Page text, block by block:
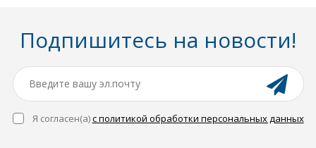
Подпишитесь на новости!
Я согласен(a)с политикой обработки персональных данных